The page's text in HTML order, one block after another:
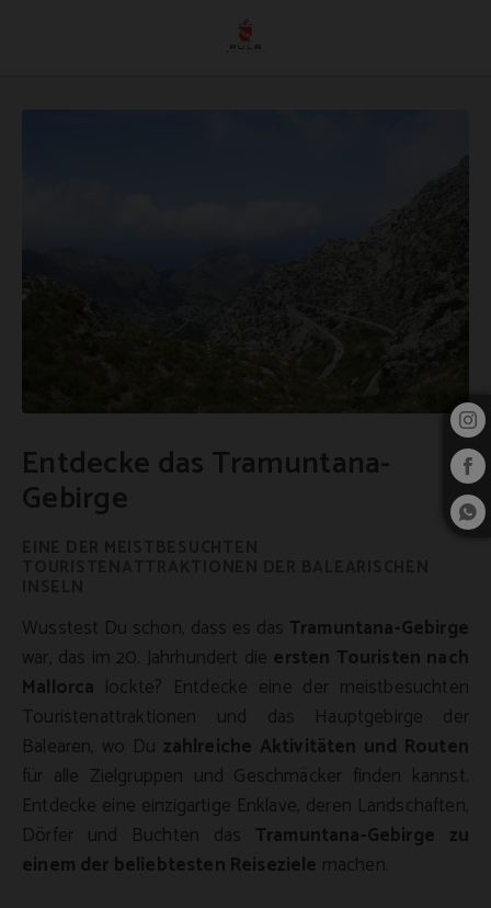
Entdecke das Tramuntana-
Gebirge
Wusstest Du schon, dass es das Tramuntana-Gebirge
war, das im 20. Jahrhundert die ersten Touristen nach
Mallorca lockte? Entdecke eine der meistbesuchten
Touristenattraktionen und das Hauptgebirge der
Balearen, wo Du zahlreiche Aktivitäten und Routen
für alle Zielgruppen und Geschmäcker finden kannst.
Entdecke eine einzigartige Enklave, deren Landschaften,
Dörfer und Buchten das Tramuntana-Gebirge zu
einem der beliebtesten Reiseziele machen.